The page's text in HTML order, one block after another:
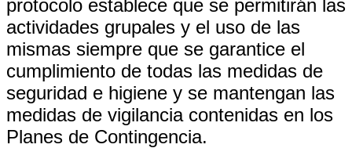
protocolo establece que se permitirán las
actividades grupales y el uso de las
mismas siempre que se garantice el
cumplimiento de todas las medidas de
seguridad e higiene y se mantengan las
medidas de vigilancia contenidas en los
Planes de Contingencia.